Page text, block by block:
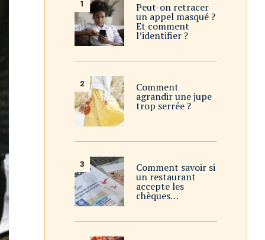
Peut-on retracer
un appel masqué ?
Et comment
l’identifier ?
Comment
agrandir une jupe
trop serrée ?
Comment savoir si
un restaurant
accepte les
chèques…